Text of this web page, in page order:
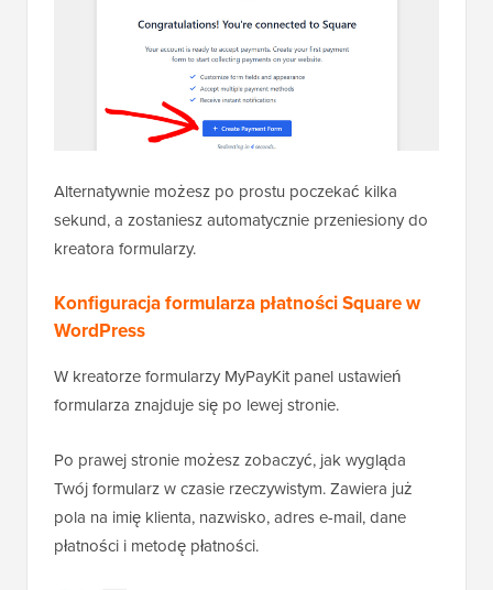
Alternatywnie możesz po prostu poczekać kilka
sekund, a zostaniesz automatycznie przeniesiony do
kreatora formularzy.
Konfiguracja formularza płatności Square w
WordPress
W kreatorze formularzy MyPayKit panel ustawień
formularza znajduje się po lewej stronie.
Po prawej stronie możesz zobaczyć, jak wygląda
Twój formularz w czasie rzeczywistym. Zawiera już
pola na imię klienta, nazwisko, adres e-mail, dane
płatności i metodę płatności.